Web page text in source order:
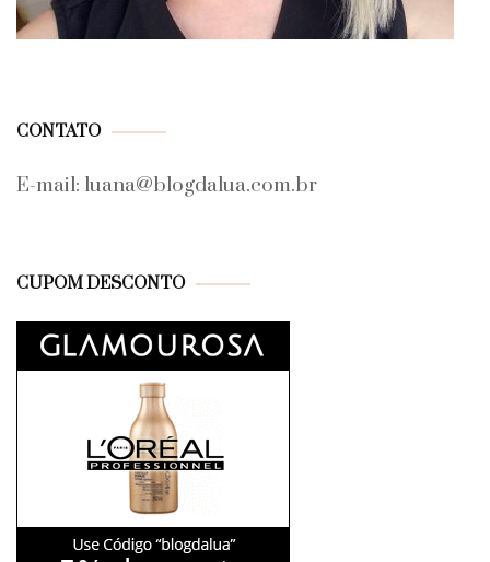
CONTATO
E-mail: luana@blogdalua.com.br
CUPOM DESCONTO